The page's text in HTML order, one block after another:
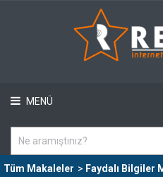
MENÜ
Tüm Makaleler > Faydalı Bilgiler